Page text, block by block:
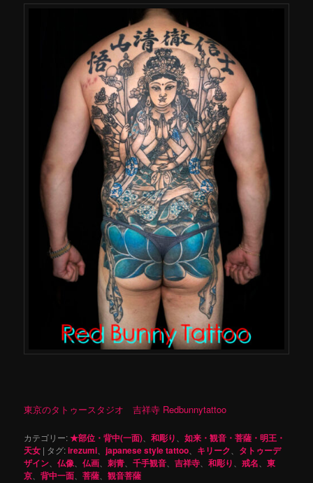
東京のタトゥースタジオ 吉祥寺 Redbunnytattoo
カテゴリー:★部位・背中(一面)、和彫り、如来・観音・菩薩・明王・
天女 | タグ:irezumi、japanese style tattoo、 キリーク、 タトゥーデ
ザイン、仏像、仏画、刺青、千手観音、吉祥寺、和彫り、戒名、東
京、背中一面、菩薩、観音菩薩